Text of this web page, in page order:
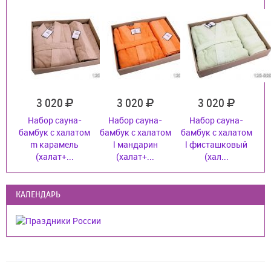
3 020
Набор сауна-
бамбук с халатом
m карамель
(халат+...
3 020
Набор сауна-
бамбук с халатом
l мандарин
(халат+...
3 020
Набор сауна-
бамбук с халатом
l фисташковый
(хал...
КАЛЕНДАРЬ